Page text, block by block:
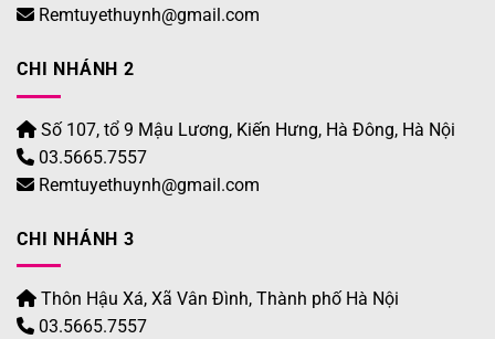
Remtuyethuynh@gmail.com
CHI NHÁNH 2
Số 107, tổ 9 Mậu Lương, Kiến Hưng, Hà Đông, Hà Nội
03.5665.7557
Remtuyethuynh@gmail.com
CHI NHÁNH 3
Thôn Hậu Xá, Xã Vân Đình, Thành phố Hà Nội
03.5665.7557